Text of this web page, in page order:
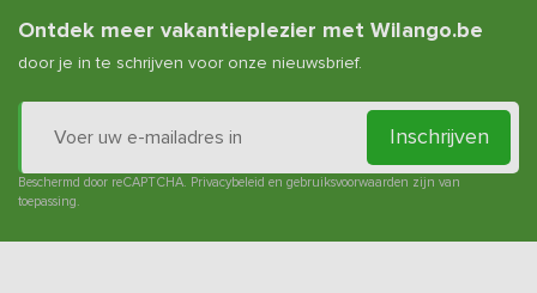
Ontdek meer vakantieplezier met Wilango.be
door je in te schrijven voor onze nieuwsbrief.
Inschrijven
Beschermd door reCAPTCHA. Privacybeleid en gebruiksvoorwaarden zijn van
toepassing.